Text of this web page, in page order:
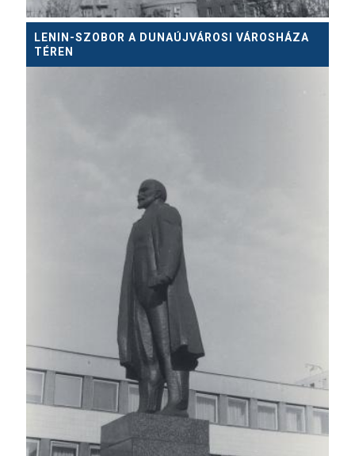
LENIN-SZOBOR A DUNAÚJVÁROSI VÁROSHÁZA
TÉREN